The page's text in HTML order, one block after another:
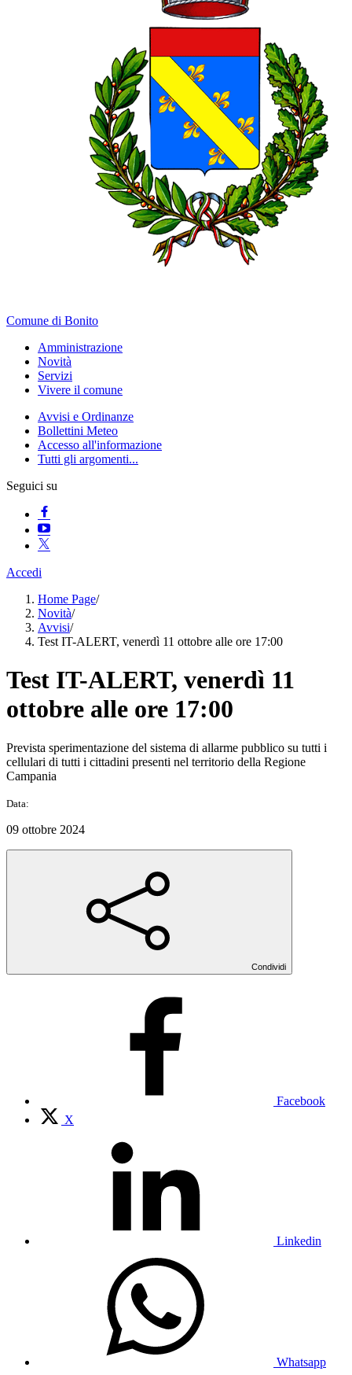
Comune di Bonito
Amministrazione
Novità
Servizi
Vivere il comune
Avvisi e Ordinanze
Bollettini Meteo
Accesso all'informazione
Tutti gli argomenti...
Seguici su
Accedi
Home Page/
Novità/
Avvisi/
Test IT-ALERT, venerdì 11 ottobre alle ore 17:00
Test IT-ALERT, venerdì 11
ottobre alle ore 17:00
Prevista sperimentazione del sistema di allarme pubblico su tutti i
cellulari di tutti i cittadini presenti nel territorio della Regione
Campania
Data:
09 ottobre 2024
Condividi
Facebook
X
Linkedin
Whatsapp